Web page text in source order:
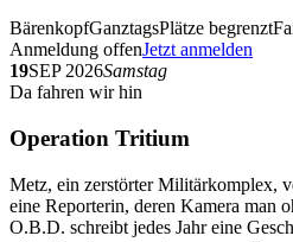
BärenkopfGanztagsPlätze begrenzt
Anmeldung offenJetzt anmelden
19SEP 2026Samstag
Da fahren wir hin
Operation Tritium
Metz, ein zerstörter Militärkomplex,
eine Reporterin, deren Kamera man
O.B.D. schreibt jedes Jahr eine